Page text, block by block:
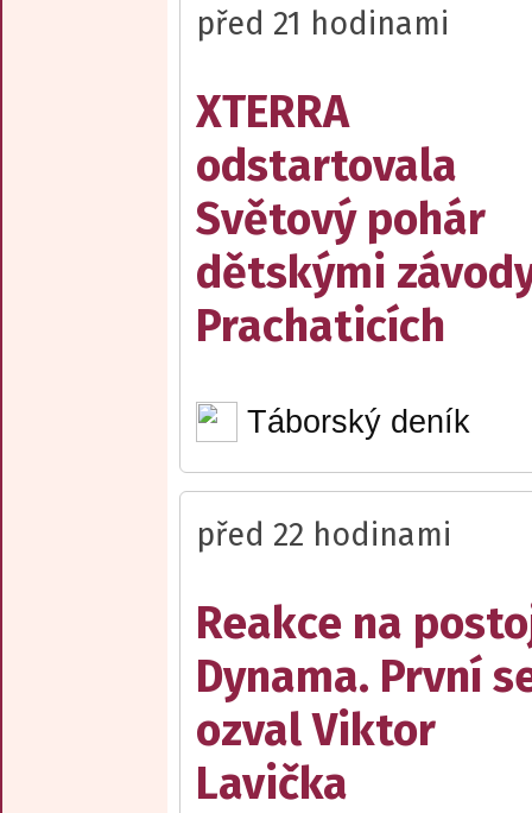
před 21 hodinami
XTERRA
odstartovala
Světový pohár
dětskými
Prachaticích
Táborský deník
před 22 hodinami
Reakce na
Dynama. První
ozval Viktor
Lavička